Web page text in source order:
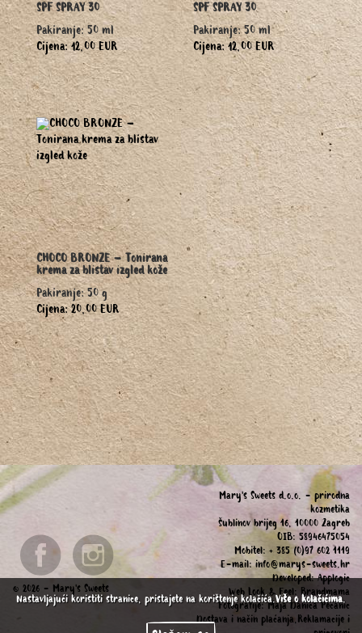
SPF SPRAY 30
Pakiranje: 50 ml
Cijena: 12,00 EUR
SPF SPRAY 30
Pakiranje: 50 ml
Cijena: 12,00 EUR
CHOCO BRONZE – Tonirana
krema za blistav izgled kože
Pakiranje: 50 g
Cijena: 20,00 EUR
© 2026 - Mary's Sweets
Mary's Sweets d.o.o. - prirodna
kozmetika
Šublinov brijeg 16, 10000 Zagreb
OIB: 58946475054
Mobitel: + 385 (0)97 602 1119
E-mail:info@marys-sweets.hr
Developed:Applogic
Web Look & Feel: Brandmama
Fotografije: Maja Danica Pecanic
Dostava i način plaćanja,Reklamacije i
Nastavljajući koristiti stranice, pristajete na korištenje kolačića.Više o kolačićima.